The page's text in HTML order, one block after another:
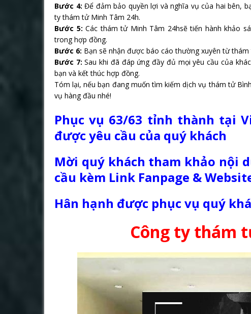
Bước 4: Để đảm bảo quyền lợi và nghĩa vụ của hai bên,
ty thám tử Minh Tâm 24h.
Bước 5: Các thám tử Minh Tâm 24hsẽ tiến hành khảo
trong hợp đồng.
Bước 6: Bạn sẽ nhận được báo cáo thường xuyên từ
Bước 7: Sau khi đã đáp ứng đầy đủ mọi yêu cầu của
bạn và kết thúc hợp đồng.
Tóm lại, nếu bạn đang muốn tìm kiếm dịch vụ thám tử
vụ hàng đầu nhé!
Phục vụ 63/63 tỉnh thành tại
được yêu cầu của quý khách
Mời quý khách tham khảo nội
cầu kèm Link Fanpage &
Hân hạnh được phục vụ quý
Công ty thám